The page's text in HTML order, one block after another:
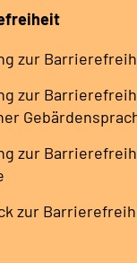
zur
zur
zur
zur